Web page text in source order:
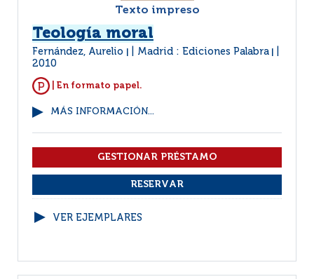
Texto impreso
Teología moral
Fernández, Aurelio Madrid : Ediciones Palabra
2010
| En formato papel.
MÁS INFORMACIÓN...
VER EJEMPLARES